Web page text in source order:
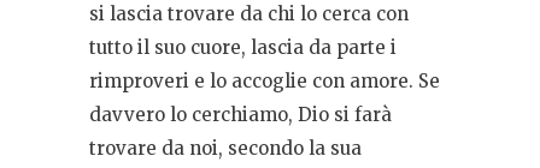
si lascia trovare da chi lo cerca con
tutto il suo cuore, lascia da parte i
rimproveri e lo accoglie con amore. Se
davvero lo cerchiamo, Dio si farà
trovare da noi, secondo la sua